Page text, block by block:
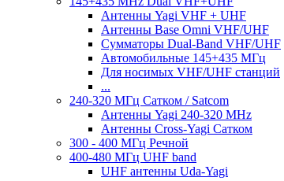
Антенны Yagi VHF + UHF
Антенны Base Omni VHF/UHF
Сумматоры Dual-Band VHF/UHF
Автомобильные 145+435 МГц
Для носимых VHF/UHF станций
...
240-320 МГц Сатком / Satcom
Антенны Yagi 240-320 MHz
Антенны Cross-Yagi Сатком
300 - 400 МГц Речной
400-480 МГц UHF band
UHF антенны Uda-Yagi